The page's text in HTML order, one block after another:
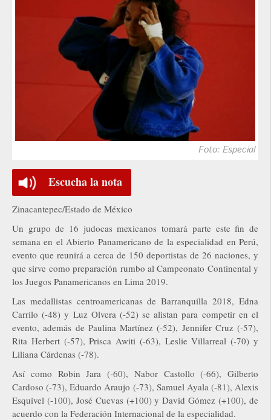
Foto: Especial
Escucha la nota
Zinacantepec/Estado de México
Un grupo de 16 judocas mexicanos tomará parte este fin de
semana en el Abierto Panamericano de la especialidad en Perú,
evento que reunirá a cerca de 150 deportistas de 26 naciones, y
que sirve como preparación rumbo al Campeonato Continental y
los Juegos Panamericanos en Lima 2019.
Las medallistas centroamericanas de Barranquilla 2018, Edna
Carrilo (-48) y Luz Olvera (-52) se alistan para competir en el
evento, además de Paulina Martínez (-52), Jennifer Cruz (-57),
Rita Herbert (-57), Prisca Awiti (-63), Leslie Villarreal (-70) y
Liliana Cárdenas (-78).
Así como Robin Jara (-60), Nabor Castollo (-66), Gilberto
Cardoso (-73), Eduardo Araujo (-73), Samuel Ayala (-81), Alexis
Esquivel (-100), José Cuevas (+100) y David Gómez (+100), de
acuerdo con la Federación Internacional de la especialidad.